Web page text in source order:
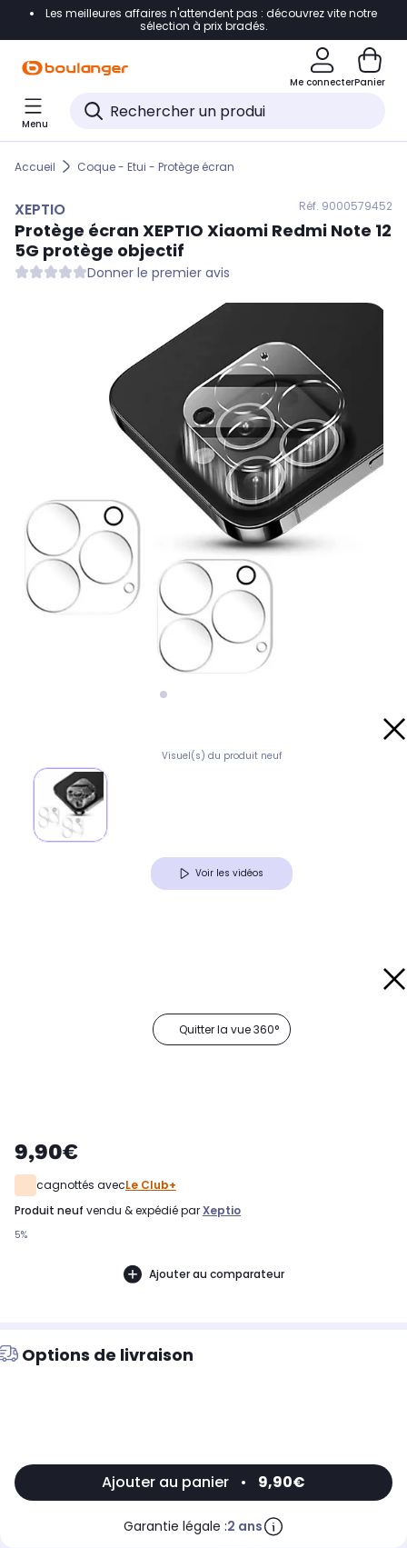
Accéder directement à la navigation
Accéder directement au pied de page
Accéder directement au chatbot
Les meilleures affaires n'attendent pas : découvrez vite notre
sélection à prix bradés.
Me connecterPanier
Menu
Accueil Coque - Etui - Protège écran
XEPTIO Réf. 9000579452
Protège écran XEPTIO Xiaomi Redmi Note 12
5G protège objectif
Donner le premier avis
Visuel(s) du produit neuf
Voir les vidéos
Quitter la vue 360°
9,90€
cagnottés avecLe Club+
produit neuf vendu & expédié parXeptio
5%
Ajouter au comparateur
Options de livraison
Ajouter au panier • 9,90€
Garantie légale :2 ans